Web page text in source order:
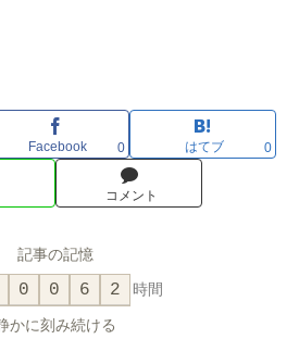
Facebook 0 はてブ 0
コメント
記事の記憶
0 0 6 2 時間
かに刻み続ける